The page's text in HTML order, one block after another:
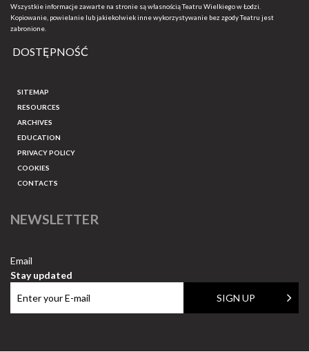
Wszystkie informacje zawarte na stronie są własnością Teatru Wielkiego w Łodzi.
Kopiowanie, powielanie lub jakiekolwiek inne wykorzystywanie bez zgody Teatru jest
zabronione.
DOSTĘPNOŚĆ
SITEMAP
RESOURCES
ARCHIVES
EDUCATION
PRIVACY POLICY
COOKIES
CONTACTS
NEWSLETTER
Email
Stay updated